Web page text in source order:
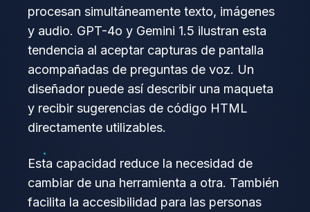
procesan simultáneamente texto, imágenes
y audio. GPT-4o y Gemini 1.5 ilustran esta
tendencia al aceptar capturas de pantalla
acompañadas de preguntas de voz. Un
diseñador puede así describir una maqueta
y recibir sugerencias de código HTML
directamente utilizables.
Esta capacidad reduce la necesidad de
cambiar de una herramienta a otra. También
facilita la accesibilidad para las personas